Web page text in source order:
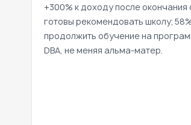
+300% к доходу после окончания
готовы рекомендовать школу;
продолжить обучение на
DBA, не меняя альма-матер.